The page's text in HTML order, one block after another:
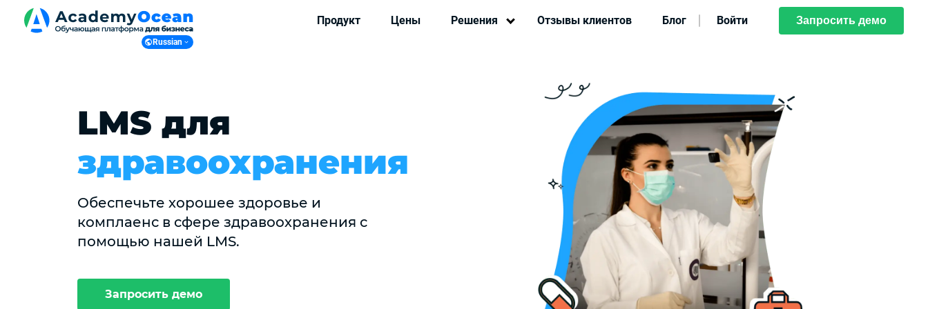
Russian
Polish
Запросить демо
Продукт Цены Решения Отзывы клиентов Блог Войти
LMS для
здравоохранения
Обеспечьте хорошее здоровье и
комплаенс в сфере здравоохранения с
помощью нашей LMS.
Запросить демо